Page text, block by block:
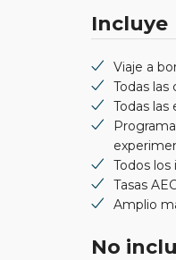
Incluye
Viaje a
Todas
Todas
Todos
Tasas
Amplio
No